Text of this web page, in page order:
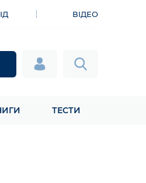
ВІДЕО
ТЕСТИ